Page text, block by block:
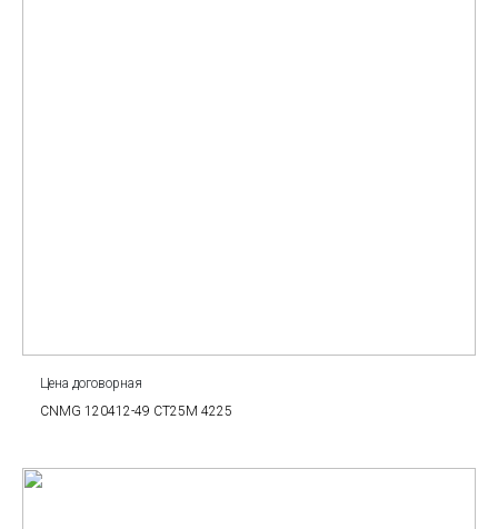
Цена договорная
CNMG 120412-49 CT25M 4225